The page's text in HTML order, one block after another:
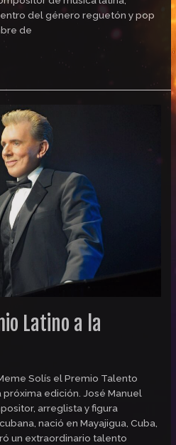
del género reguetón y pop
de
Latino a la
Solís el Premio Talento
edición. José Manuel
arreglista y figura
nació en Mayajigua, Cuba,
un extraordinario talento